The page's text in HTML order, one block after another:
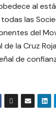
al
las
del
de la Cruz
de